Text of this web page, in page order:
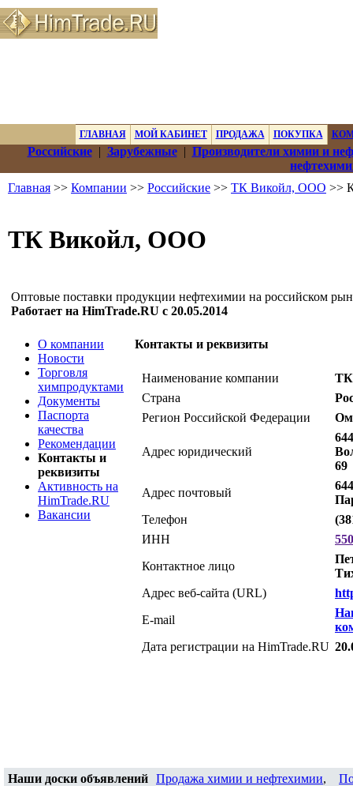
ГЛАВНАЯ МОЙ КАБИНЕТ ПРОДАЖА ПОКУПКА
Российские| Зарубежные| Производители химии и
Главная >> Компании >> Российские >> ТК Викойл, ООО >>
ТК Викойл, ООО
Оптовые поставки продукции нефтехимии на российском
Работает на HimTrade.RU с 20.05.2014
О компании
Новости
Торговля
химпродуктами
Документы
Паспорта
качества
Рекомендации
Контакты и
реквизиты
Активность на
HimTrade.RU
Вакансии
Контакты и реквизиты
Наименование компании
Страна
Регион Российской Федерации
Адрес юридический
69
Адрес почтовый
Телефон
ИНН
Контактное лицо
Адрес веб-сайта (URL)
E-mail
Дата регистрации на HimTrade.RU
Наши доски объявлений Продажа химии и нефтехимии,